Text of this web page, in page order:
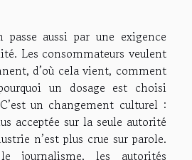
aussi par une exigence
Les consommateurs veulent
d’où cela vient, comment
un dosage est choisi
un changement culturel :
acceptée sur la seule autorité
n’est plus crue sur parole.
journalisme, les autorités